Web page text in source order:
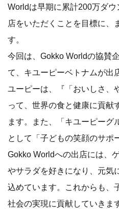
Worldは早期に累計200万ダ
店をいただくことを目標に、
す。
今回は、Gokko Worldの協賛
て、キユーピーベトナムが出
ユーピーは、『「おいしさ、
って、世界の食と健康に貢献
ます。また、「キユーピーグ
として「子どもの笑顔のサポ
Gokko Worldへの出店には、
やサラダを好きになり、元気
込めています。これからも、
社会の実現に貢献していきま